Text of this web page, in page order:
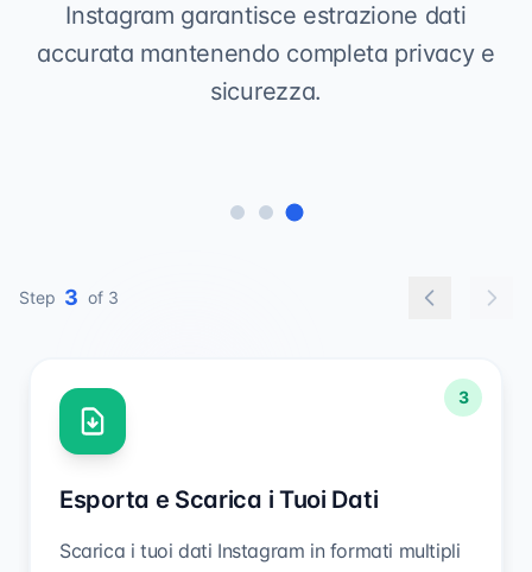
Instagram garantisce estrazione dati
accurata mantenendo completa privacy e
sicurezza.
Step 1 of 3
1
Inserisci Username Instagram
Inserisci semplicemente l'username Instagram